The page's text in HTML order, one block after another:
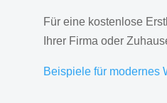
Für eine kostenlose
Ihrer Firma oder
Beispiele für modernes